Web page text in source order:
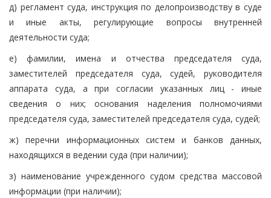
д) регламент суда, инструкция по делопроизводству в суде
и иные акты, регулирующие вопросы внутренней
деятельности суда;
е) фамилии, имена и отчества председателя суда,
заместителей председателя суда, судей, руководителя
аппарата суда, а при согласии указанных лиц - иные
сведения о них; основания наделения полномочиями
председателя суда, заместителей председателя суда, судей;
ж) перечни информационных систем и банков данных,
находящихся в ведении суда (при наличии);
з) наименование учрежденного судом средства массовой
информации (при наличии);